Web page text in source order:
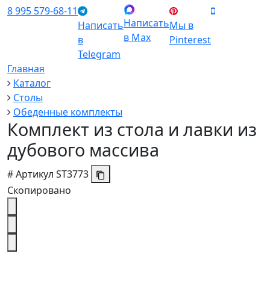
8 995 579-68-11
Написать
в
Telegram
Написать
в Max
Мы в
Pinterest
Главная
Каталог
Столы
Обеденные комплекты
Комплект из стола и лавки из
дубового массива
#Артикул ST3773
Скопировано